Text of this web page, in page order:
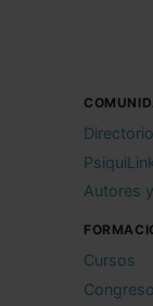
Autores
Cursos